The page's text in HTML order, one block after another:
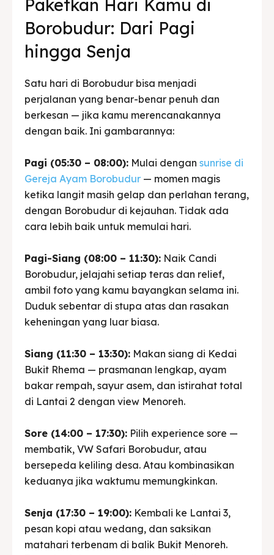
Paketkan Hari Kamu di
Borobudur: Dari Pagi
hingga Senja
Satu hari di Borobudur bisa menjadi
perjalanan yang benar-benar penuh dan
berkesan — jika kamu merencanakannya
dengan baik. Ini gambarannya:
Pagi (05:30 – 08:00): Mulai dengan sunrise di
Gereja Ayam Borobudur — momen magis
ketika langit masih gelap dan perlahan terang,
dengan Borobudur di kejauhan. Tidak ada
cara lebih baik untuk memulai hari.
Pagi-Siang (08:00 – 11:30): Naik Candi
Borobudur, jelajahi setiap teras dan relief,
ambil foto yang kamu bayangkan selama ini.
Duduk sebentar di stupa atas dan rasakan
keheningan yang luar biasa.
Siang (11:30 – 13:30): Makan siang di Kedai
Bukit Rhema — prasmanan lengkap, ayam
bakar rempah, sayur asem, dan istirahat total
di Lantai 2 dengan view Menoreh.
Sore (14:00 – 17:30): Pilih experience sore —
membatik, VW Safari Borobudur, atau
bersepeda keliling desa. Atau kombinasikan
keduanya jika waktumu memungkinkan.
Senja (17:30 – 19:00): Kembali ke Lantai 3,
pesan kopi atau wedang, dan saksikan
matahari terbenam di balik Bukit Menoreh.